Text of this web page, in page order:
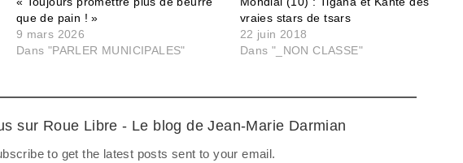
que de pain ! »
9 mars 2026
Dans "PARLER MUNICIPALES"
vraies stars de tsars
22 juin 2018
Dans "_NON CLASSE"
sur Roue Libre - Le blog de Jean-Marie Darmian
to get the latest posts sent to your email.